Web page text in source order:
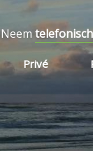
Privé